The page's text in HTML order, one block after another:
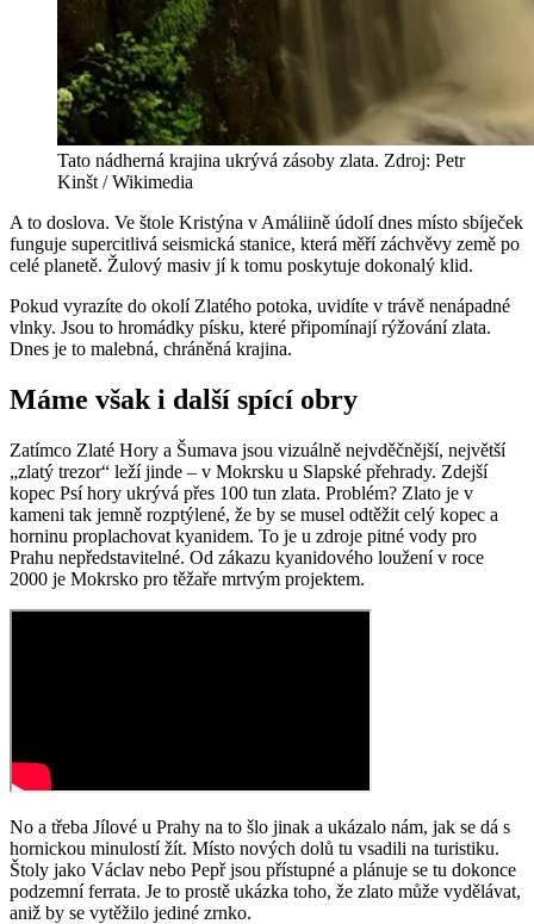
Tato nádherná krajina ukrývá zásoby zlata. Zdroj: Petr
Kinšt / Wikimedia
A to doslova. Ve štole Kristýna v Amáliině údolí dnes místo sbíječek
funguje supercitlivá seismická stanice, která měří záchvěvy země po
celé planetě. Žulový masiv jí k tomu poskytuje dokonalý klid.
Pokud vyrazíte do okolí Zlatého potoka, uvidíte v trávě nenápadné
vlnky. Jsou to hromádky písku, které připomínají rýžování zlata.
Dnes je to malebná, chráněná krajina.
Máme však i další spící obry
Zatímco Zlaté Hory a Šumava jsou vizuálně nejvděčnější, největší
„zlatý trezor“ leží jinde – v Mokrsku u Slapské přehrady. Zdejší
kopec Psí hory ukrývá přes 100 tun zlata. Problém? Zlato je v
kameni tak jemně rozptýlené, že by se musel odtěžit celý kopec a
horninu proplachovat kyanidem. To je u zdroje pitné vody pro
Prahu nepředstavitelné. Od zákazu kyanidového loužení v roce
2000 je Mokrsko pro těžaře mrtvým projektem.
No a třeba Jílové u Prahy na to šlo jinak a ukázalo nám, jak se dá s
hornickou minulostí žít. Místo nových dolů tu vsadili na turistiku.
Štoly jako Václav nebo Pepř jsou přístupné a plánuje se tu dokonce
podzemní ferrata. Je to prostě ukázka toho, že zlato může vydělávat,
aniž by se vytěžilo jediné zrnko.